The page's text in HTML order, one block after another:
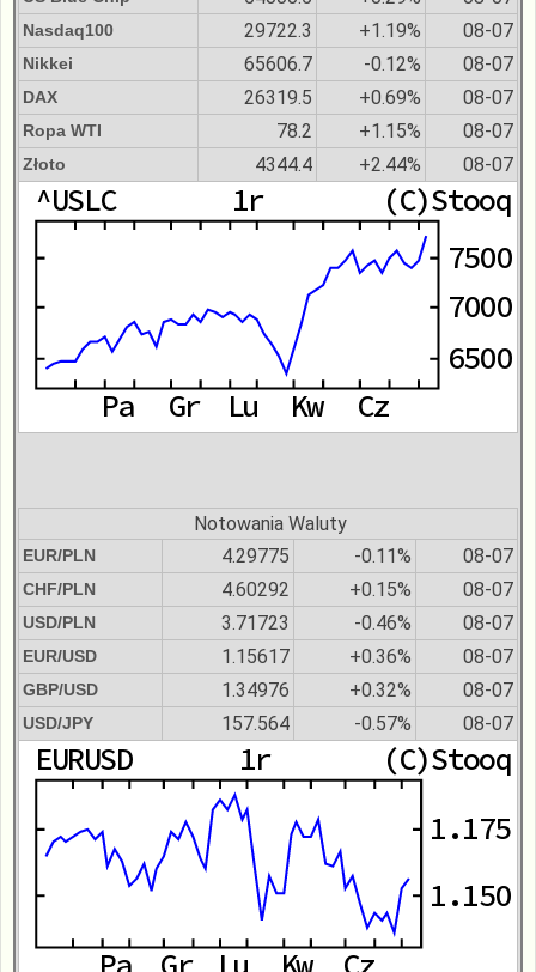
Nasdaq100 29722.3 +1.19% 08-07
Nikkei 65606.7 -0.12% 08-07
DAX 26319.5 +0.69% 08-07
Ropa WTI 78.2 +1.15% 08-07
Złoto 4344.4 +2.44% 08-07
Notowania Waluty
EUR/PLN 4.29775 -0.11% 08-07
CHF/PLN 4.60292 +0.15% 08-07
USD/PLN 3.71723 -0.46% 08-07
EUR/USD 1.15617 +0.36% 08-07
GBP/USD 1.34976 +0.32% 08-07
USD/JPY 157.564 -0.57% 08-07